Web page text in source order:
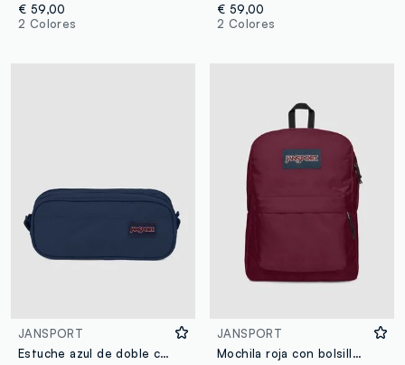
€ 59,00
2 Colores
€ 59,00
2 Colores
JANSPORT
Estuche azul de doble compartimento
JANSPORT
Mochila roja con bolsillo frontal